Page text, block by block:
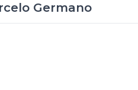
Germano